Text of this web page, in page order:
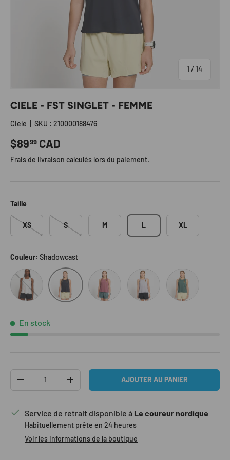
1 / de
14
CIELE - FST SINGLET - FEMME
Ciele SKU : 210000188476
Prix habituel
$8999 CAD
Frais de livraison calculés lors du paiement.
Taille
XS S M L XL
Couleur: Shadowcast
Shadowcast DecoRose MistyLilac SilverPine
En stock
DIMINUER LA QUANTITÉAUGMENTER LA QUANTITÉAJOUTER AU PANIER
Service de retrait disponible à Le coureur nordique
Habituellement prête en 24 heures
Voir les informations de la boutique